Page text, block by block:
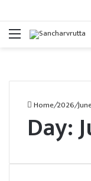
Menu
Home/2026/
Day: